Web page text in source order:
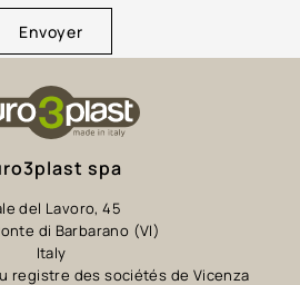
Envoyer
spa
del Lavoro, 45
di Barbarano (VI)
Italy
registre des sociétés de Vicenza